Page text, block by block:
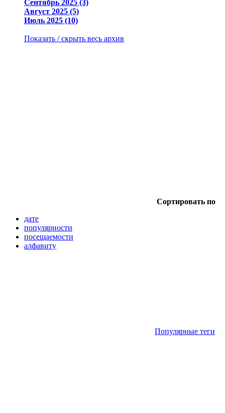
Сентябрь 2025 (3)
Август 2025 (5)
Июль 2025 (10)
Показать / скрыть весь архив
Сортировать по
дате
популярности
посещаемости
алфавиту
Популярные теги